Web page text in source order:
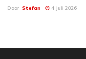
Door Stefan 4 Juli 2026